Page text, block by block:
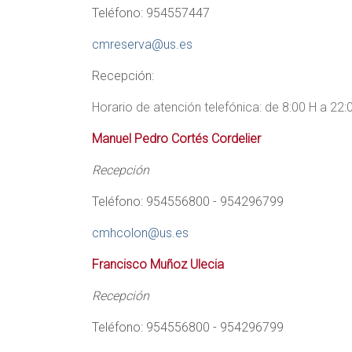
Teléfono: 954557447
cmreserva@us.es
Recepción:
Horario de atención telefónica: de 8:00 H a
Manuel Pedro Cortés Cordelier
Recepción
Teléfono: 954556800 - 954296799
cmhcolon@us.es
Francisco Muñoz Ulecia
Recepción
Teléfono: 954556800 - 954296799